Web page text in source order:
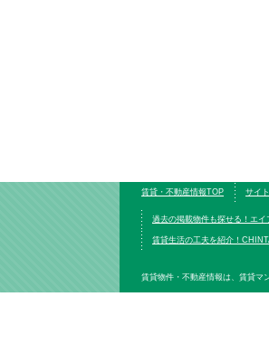
賃貸・不動産情報TOP サイ
過去の掲載物件も探せる！エ
賃貸生活の工夫を紹介！
賃貸物件・不動産情報は、賃貸マ